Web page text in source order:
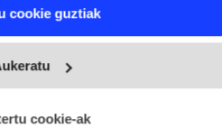
in thedetails section
esperientzia eta zerbitzuak
Gehiago irakurri
cookie guztiak
cookie-ak